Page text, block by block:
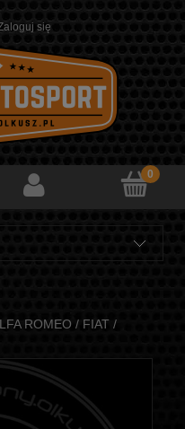
się
ROMEO / FIAT /